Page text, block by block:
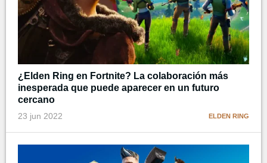
¿Elden Ring en Fortnite? La colaboración más
inesperada que puede aparecer en un futuro
cercano
23 jun 2022 ELDEN RING